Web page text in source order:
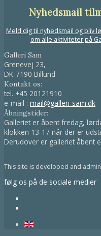
Nyhedsmail
Meld dig til nyhedsmail og bliv
om alle aktiviteter på
Galleri Sam
Grenevej 23,
DK-7190 Billund
Kontakt os:
tel. +45 20121910
e-mail : mail@galleri-sam.dk
Åbningstider:
Galleriet er åbent fredag,
klokken 13-17 når der er
Derudover er galleriet åbent
This site is developed and
følg os på de sociale medier